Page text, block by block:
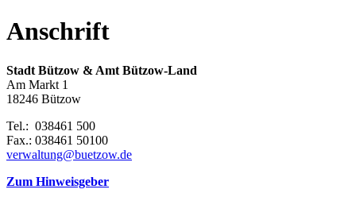
Anschrift
Stadt Bützow & Amt Bützow-Land
Am Markt 1
18246 Bützow
Tel.: 038461 500
Fax.: 038461 50100
verwaltung@buetzow.de
Zum Hinweisgeber